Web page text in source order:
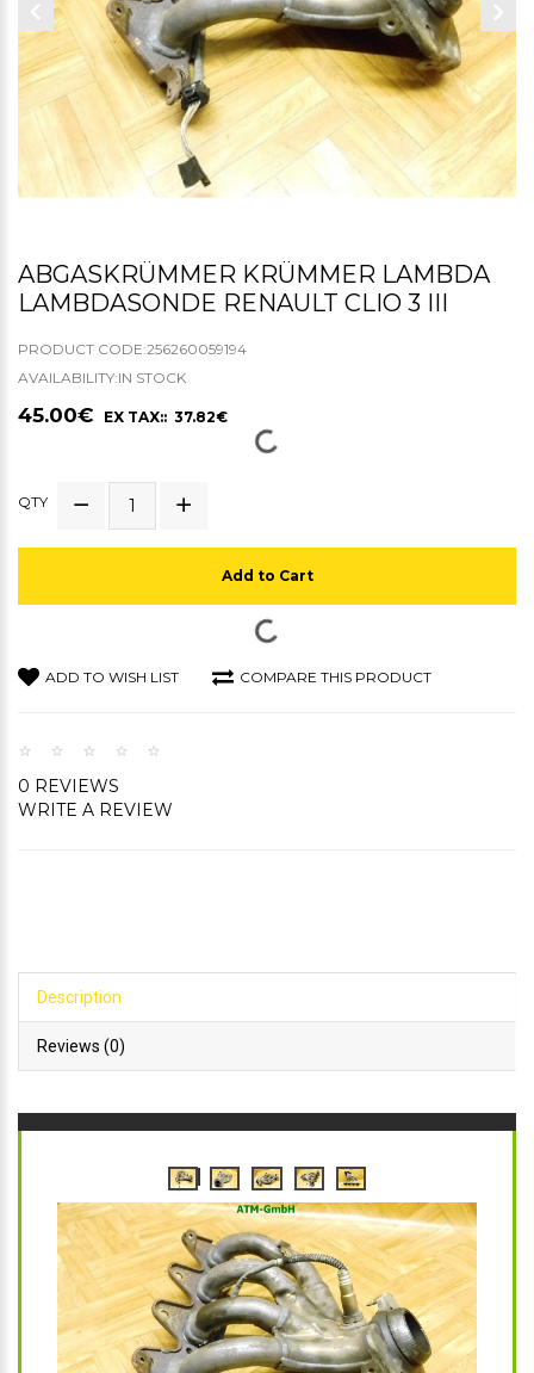
ABGASKRÜMMER KRÜMMER LAMBDA
LAMBDASONDE RENAULT CLIO 3 III
PRODUCT CODE:256260059194
AVAILABILITY:IN STOCK
45.00€ EX TAX:: 37.82€
QTY
Add to Cart
ADD TO WISH LIST COMPARE THIS PRODUCT
0 REVIEWS
WRITE A REVIEW
Description
Reviews (0)